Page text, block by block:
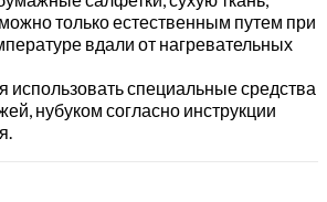
только естественным путем при
вдали от нагревательных
использовать специальные средства
нубуком согласно инструкции